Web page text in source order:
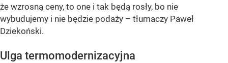
że wzrosną ceny, to one i tak będą rosły, bo nie
wybudujemy i nie będzie podaży – tłumaczy Paweł
Dziekoński.
Ulga termomodernizacyjna